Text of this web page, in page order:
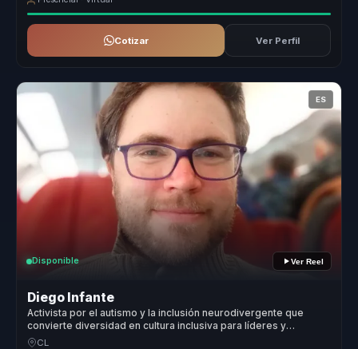
Cotizar Ver Perfil
ES
Disponible Ver Reel
Diego Infante
Activista por el autismo y la inclusión neurodivergente que
convierte diversidad en cultura inclusiva para líderes y
empresas.
CL